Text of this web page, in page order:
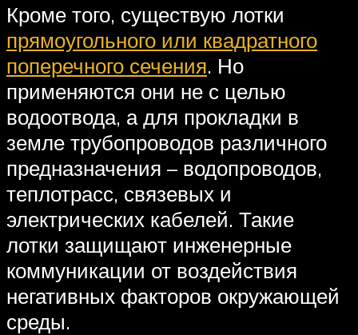
Кроме того, существую лотки
прямоугольного или квадратного
поперечного сечения. Но
применяются они не с целью
водоотвода, а для прокладки в
земле трубопроводов различного
предназначения – водопроводов,
теплотрасс, связевых и
электрических кабелей. Такие
лотки защищают инженерные
коммуникации от воздействия
негативных факторов окружающей
среды.